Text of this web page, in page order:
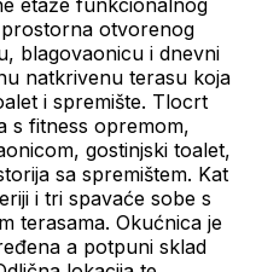
etaže funkcionalnog
otvorenog
blagovaonicu i dnevni
natkrivenu terasu koja
i spremište. Tlocrt
s fitness opremom,
gostinjski toalet,
sa spremištem. Kat
i tri spavaće sobe s
terasama. Okućnica je
a potpuni sklad